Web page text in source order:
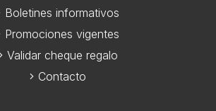
Boletines informativos
Promociones vigentes
Validar cheque regalo
Contacto